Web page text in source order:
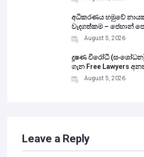
අධිකරණය හමුවේ
වැදගත්කම – ජෙහාන්
August 5, 2026
දූෂණ විරෝධී
ගැන Free Lawyers
August 5, 2026
Leave a Reply